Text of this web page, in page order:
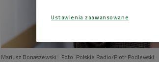
Mariusz Bonaszewski Foto: Polskie Radio/Piotr Podlewski
Ustawienia zaawansowane